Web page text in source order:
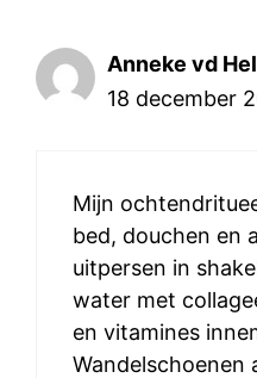
Anneke vd
18 december
Mijn
bed, douchen en
uitpersen in
water met
en vitamines
Wandelschoenen